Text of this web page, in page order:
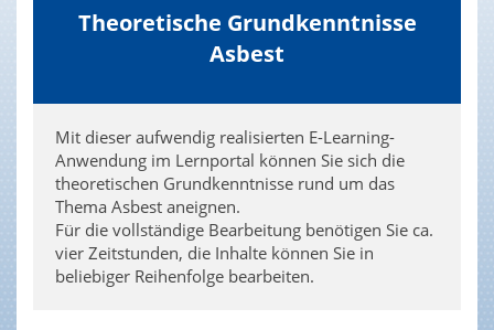
Theoretische Grundkenntnisse
Asbest
Mit dieser aufwendig realisierten E-Learning-
Anwendung im Lernportal können Sie sich die
theoretischen Grundkenntnisse rund um das
Thema Asbest aneignen.
Für die vollständige Bearbeitung benötigen Sie ca.
vier Zeitstunden, die Inhalte können Sie in
beliebiger Reihenfolge bearbeiten.